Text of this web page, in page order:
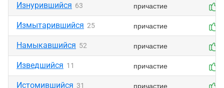
Изнурившийся 63 причастие
Измытарившийся 25 причастие
Намыкавшийся 52 причастие
Изведшийся 11 причастие
Истомившийся 31 причастие